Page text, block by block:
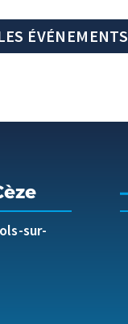
ÉVÉNEMENTS
sur-